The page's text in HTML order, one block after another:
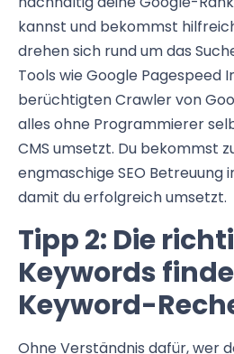
kannst und bekommst
drehen sich rund um das
Tools wie Google Pagespeed
berüchtigten Crawler von
alles ohne Programmierer
CMS umsetzt. Du bekommst
engmaschige SEO Betreuung
damit du erfolgreich umsetzt.
Tipp 2: Die
Keywords
Keyword-
Ohne Verständnis dafür, wer